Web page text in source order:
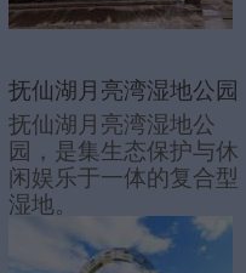
抚仙湖月亮湾湿地公园
抚仙湖月亮湾湿地公
园，是集生态保护与休
闲娱乐于一体的复合型
湿地。